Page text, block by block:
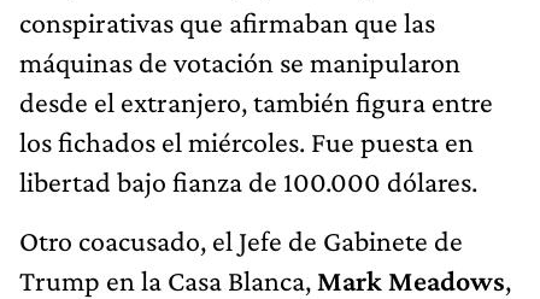
conspirativas que afirmaban que las
máquinas de votación se manipularon
desde el extranjero, también figura entre
los fichados el miércoles. Fue puesta en
libertad bajo fianza de 100.000 dólares.
Otro coacusado, el Jefe de Gabinete de
Trump en la Casa Blanca, Mark Meadows,